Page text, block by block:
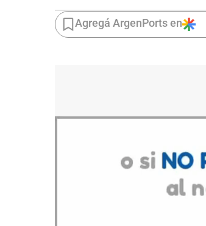
Agregá ArgenPorts en